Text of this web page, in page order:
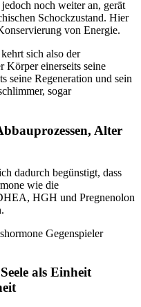
noch weiter an, gerät
Schockzustand. Hier
von Energie.
sich also der
Körper einerseits seine
seine Regeneration und sein
sogar
Alter
dadurch begünstigt, dass
wie die
HGH und Pregnenolon
Gegenspieler
als Einheit